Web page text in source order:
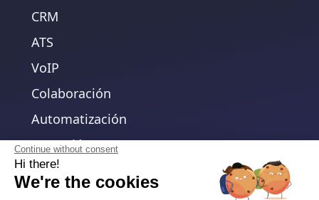
Continue without consent
Hi there!
We're the cookies
CRM
ATS
VoIP
Colaboración
Automatización
Extensión
API Pública